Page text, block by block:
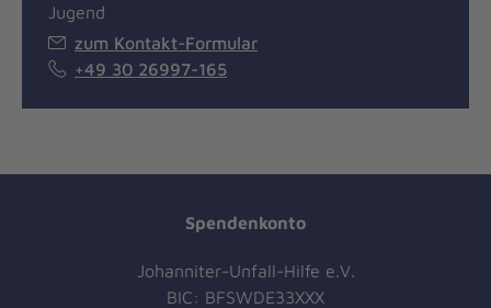
Jugend
zum Kontakt-Formular
+49 30 26997-165
Spendenkonto
Johanniter-Unfall-Hilfe e.V.
BIC: BFSWDE33XXX